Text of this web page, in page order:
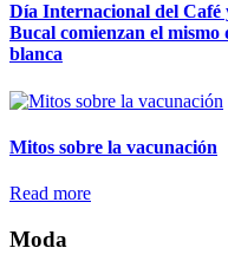
Día Internacional del Café
Bucal comienzan el
blanca
Mitos sobre la vacunación
Read more
Moda